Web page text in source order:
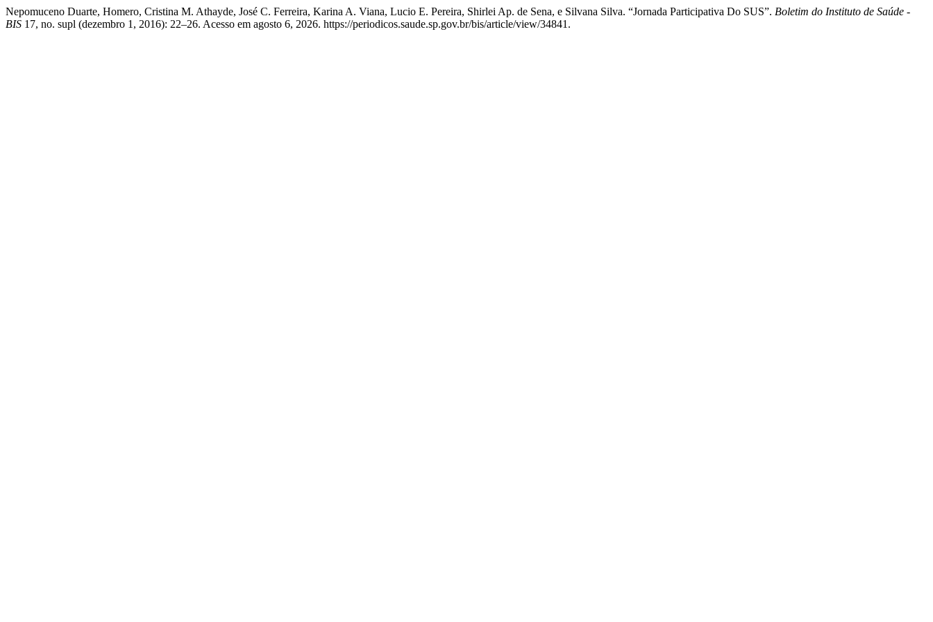
Nepomuceno Duarte, Homero, Cristina M. Athayde, José C. Ferreira, Karina A. Viana, Lucio E. Pereira, Shirlei Ap. de Sena, e Silvana Silva. “Jornada Participativa Do SUS”. Boletim do Instituto de Saúde -
BIS 17, no. supl (dezembro 1, 2016): 22–26. Acesso em agosto 6, 2026. https://periodicos.saude.sp.gov.br/bis/article/view/34841.